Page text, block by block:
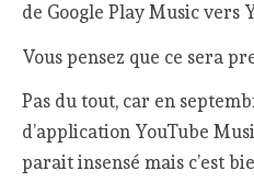
de Google Play Music vers
Vous pensez que ce sera
Pas du tout, car en
d’application YouTube
parait insensé mais c’est